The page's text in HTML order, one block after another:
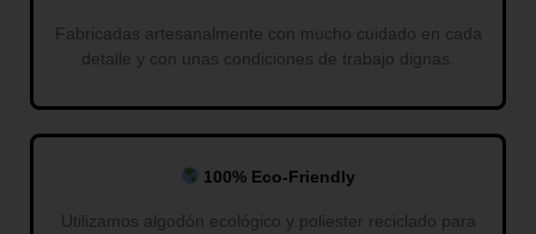
Fabricadas artesanalmente con mucho cuidado en cada
detalle y con unas condiciones de trabajo dignas.
100% Eco-Friendly
Utilizamos algodón ecológico y poliester reciclado para